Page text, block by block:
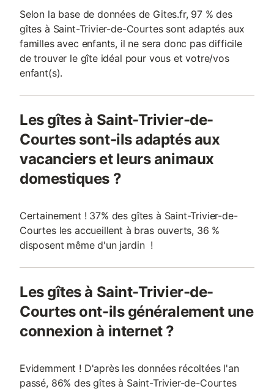
Selon la base de données de Gites.fr, 97 % des
gîtes à Saint-Trivier-de-Courtes sont adaptés aux
familles avec enfants, il ne sera donc pas difficile
de trouver le gîte idéal pour vous et votre/vos
enfant(s).
Les gîtes à Saint-Trivier-de-
Courtes sont-ils adaptés aux
vacanciers et leurs animaux
domestiques ?
Certainement ! 37% des gîtes à Saint-Trivier-de-
Courtes les accueillent à bras ouverts, 36 %
disposent même d'un jardin !
Les gîtes à Saint-Trivier-de-
Courtes ont-ils généralement une
connexion à internet ?
Evidemment ! D'après les données récoltées l'an
passé, 86% des gîtes à Saint-Trivier-de-Courtes